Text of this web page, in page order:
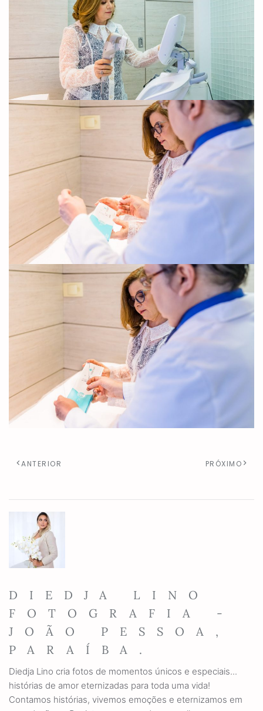
ANTERIOR PRÓXIMO
DIEDJA LINO
FOTOGRAFIA -
JOÃO PESSOA,
PARAÍBA.
Diedja Lino cria fotos de momentos únicos e especiais...
histórias de amor eternizadas para toda uma vida!
Contamos histórias, vivemos emoções e eternizamos em